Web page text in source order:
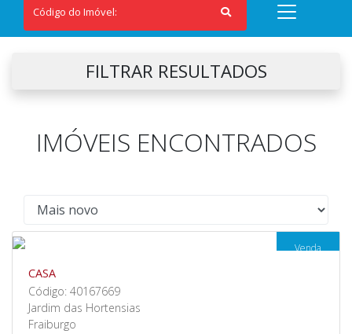
FILTRAR RESULTADOS
IMÓVEIS ENCONTRADOS
Venda
CASA
Código: 40167669
Jardim das Hortensias
Fraiburgo